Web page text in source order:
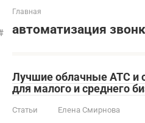
Главная
автоматизация
Лучшие облачные АТС и
для малого и среднего
Статьи Елена Смирнова